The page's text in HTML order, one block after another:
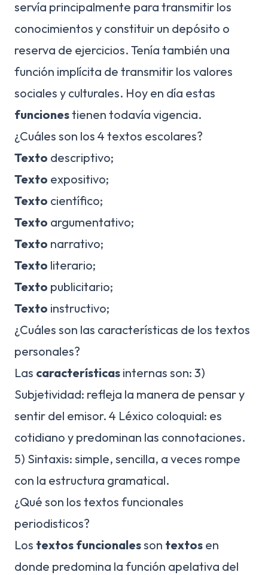
servía principalmente para transmitir los
conocimientos y constituir un depósito o
reserva de ejercicios. Tenía también una
función implícita de transmitir los valores
sociales y culturales. Hoy en día estas
funcionestienen todavía vigencia.
¿Cuáles son los 4 textos escolares?
Texto descriptivo;
Texto expositivo;
Texto científico;
Texto argumentativo;
Texto narrativo;
Texto literario;
Texto publicitario;
Texto instructivo;
¿Cuáles son las características de los textos
personales?
Las características internas son: 3)
Subjetividad: refleja la manera de pensar y
sentir del emisor. 4 Léxico coloquial: es
cotidiano y predominan las connotaciones.
5) Sintaxis: simple, sencilla, a veces rompe
con la estructura gramatical.
¿Qué son los textos funcionales
periodisticos?
Los textos funcionalesson textos en
donde predomina la función apelativa del